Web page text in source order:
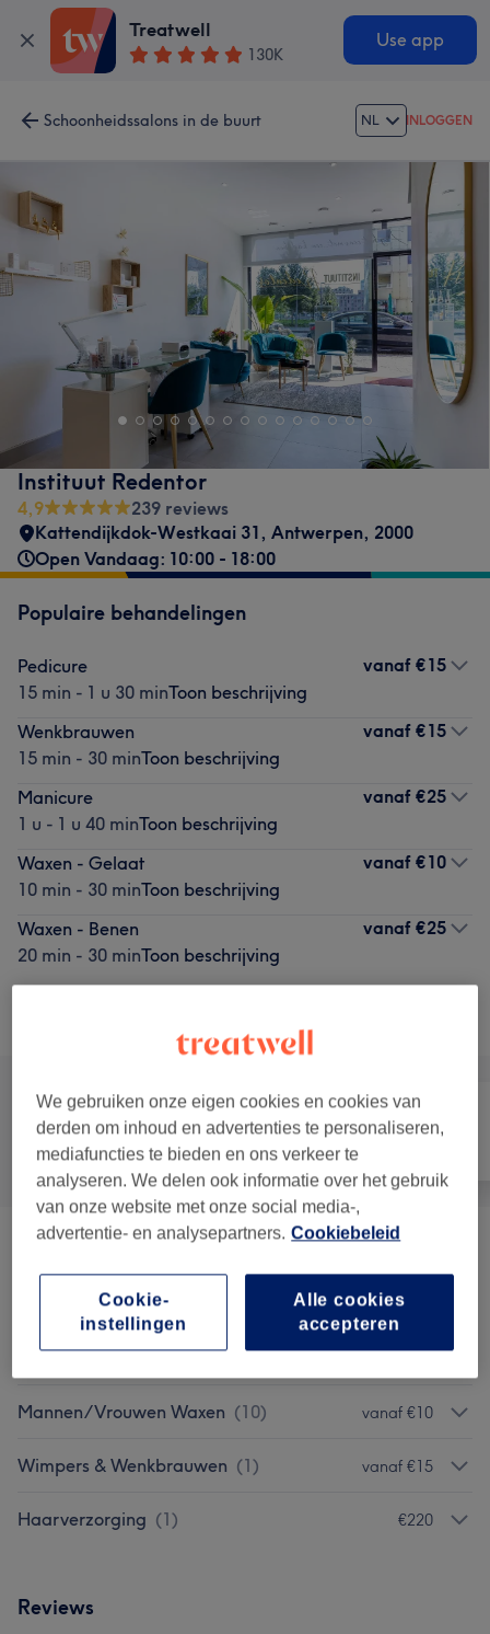
Treatwell
130K
Use app
Schoonheidssalons in de buurt NL INLOGGEN
Instituut Redentor
4,9
239 reviews
Kattendijkdok-Westkaai 31, Antwerpen, 2000
Open Vandaag: 10:00 - 18:00
Populaire behandelingen
Pedicure
15 min - 1 u 30 minToon beschrijving
vanaf €15
Wenkbrauwen
15 min - 30 minToon beschrijving
vanaf €15
Manicure
1 u - 1 u 40 minToon beschrijving
vanaf €25
Waxen - Gelaat
10 min - 30 minToon beschrijving
vanaf €10
Waxen - Benen
20 min - 30 minToon beschrijving
vanaf €25
Alle Haar
Manicure & Pedicure vanaf €15
Gelaatsbehandelingen (1
Mannen/Vrouwen Waxen (10) vanaf €10
Wimpers & Wenkbrauwen (1) vanaf €15
Haarverzorging (1) €220
Reviews
We gebruiken onze eigen cookies en cookies van
derden om inhoud en advertenties te personaliseren,
mediafuncties te bieden en ons verkeer te
analyseren. We delen ook informatie over het gebruik
van onze website met onze social media-,
advertentie- en analysepartners. Cookiebeleid
Alle cookies
accepteren
Cookie-
instellingen